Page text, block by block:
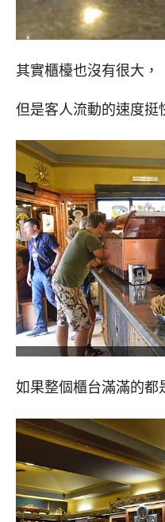
其實櫃檯也沒有很大，
但是客人流動的速度挺
如果整個櫃台滿滿的都